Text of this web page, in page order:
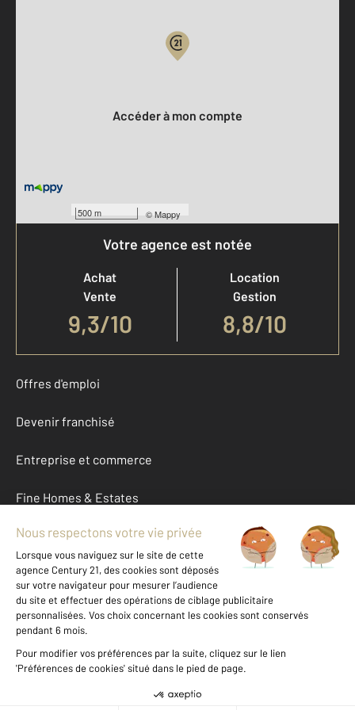
500 m ©Mappy
Accéder à mon compte
Votre agence est notée
Achat
Vente
9,3/10
Location
Gestion
8,8/10
Offres d'emploi
Devenir franchisé
Entreprise et commerce
Fine Homes & Estates
À propos
International
Nous contacter
Données personnelles